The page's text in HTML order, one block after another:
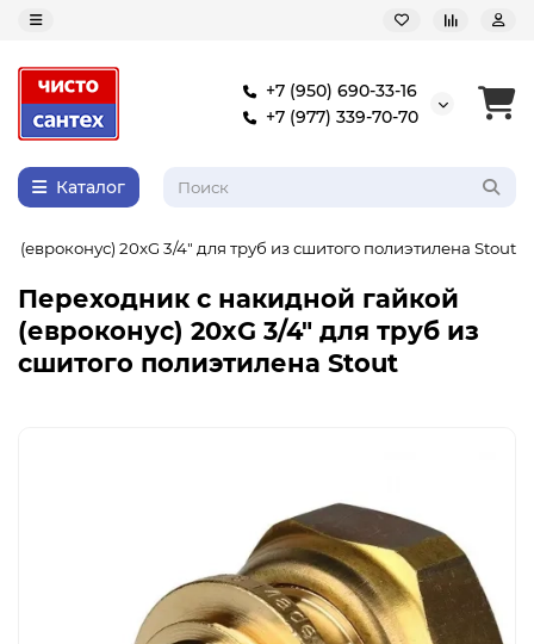
+7 (950) 690-33-16
+7 (977) 339-70-70
Каталог
(евроконус) 20xG 3/4" для труб из сшитого полиэтилена Stout
Переходник с накидной гайкой
(евроконус) 20xG 3/4" для труб из
сшитого полиэтилена Stout